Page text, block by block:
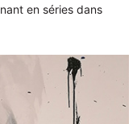
en séries dans